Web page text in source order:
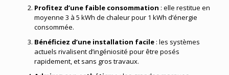
Profitez d’une faible consommation : elle restitue en
moyenne 3 à 5 kWh de chaleur pour 1 kWh d’énergie
consommée.
Bénéficiez d’une installation facile : les systèmes
actuels rivalisent d’ingéniosité pour être posés
rapidement, et sans gros travaux.